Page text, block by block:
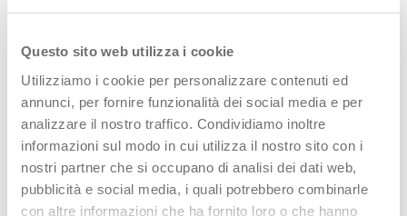
Questo sito web utilizza i cookie
Utilizziamo i cookie per personalizzare contenuti ed
annunci, per fornire funzionalità dei social media e per
analizzare il nostro traffico. Condividiamo inoltre
informazioni sul modo in cui utilizza il nostro sito con i
nostri partner che si occupano di analisi dei dati web,
pubblicità e social media, i quali potrebbero combinarle
con altre informazioni che ha fornito loro o che hanno
riduzione anteriore alla prima applicazione della riduzione di
prezzo.
INFORMAZIONI RELATIVE AL PREZZO CONSIGLIATO O PREZZO DI
LISTINO
massima trasparenza informativa dei Clienti ci riserviamo di
rappresentare anche la percentuale di vantaggio rispetto al
precedente” sarà comunque sempre indicato ed il Cliente dovrà
fare riferimento esclusivamente a quest’ultimo in relazione alla
disciplina sulle riduzioni di prezzo.